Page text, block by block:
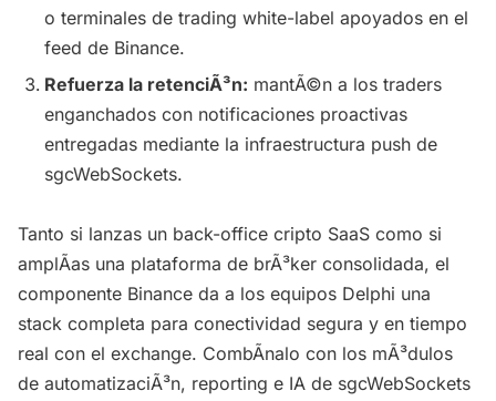
o terminales de trading white-label apoyados en el
feed de Binance.
Refuerza la retenciÃ³n: mantÃ©n a los traders
enganchados con notificaciones proactivas
entregadas mediante la infraestructura push de
sgcWebSockets.
Tanto si lanzas un back-office cripto SaaS como si
amplÃ­as una plataforma de brÃ³ker consolidada, el
componente Binance da a los equipos Delphi una
stack completa para conectividad segura y en tiempo
real con el exchange. CombÃ­nalo con los mÃ³dulos
de automatizaciÃ³n, reporting e IA de sgcWebSockets